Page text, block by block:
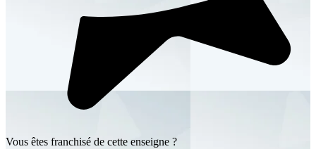
Vous êtes franchisé de cette enseigne ?